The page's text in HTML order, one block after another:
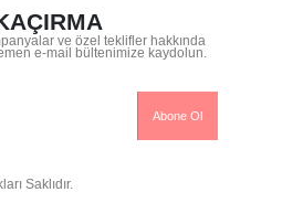
ve özel teklifler hakkında
e-mail bültenimize kaydolun.
Saklıdır.